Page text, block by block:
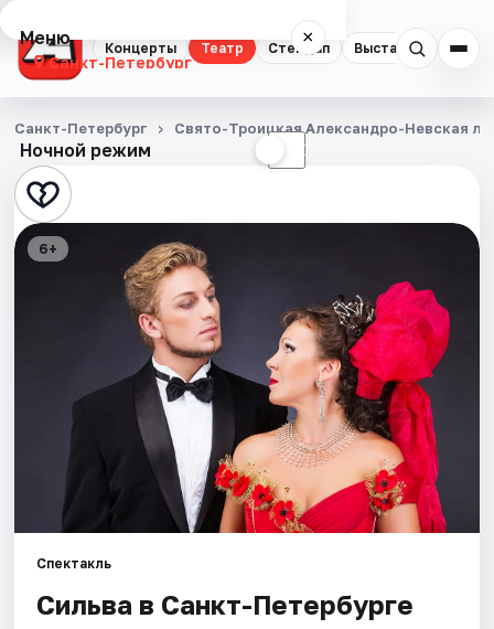
Концерты Театр Стендап Выставки
Меню ×
Санкт-Петербург
Концерты
Театр
Стендап
Спорт
События
Площадки
Ночной режим ☾
Санкт-Петербург Свято-Троицкая Александро-Невская
6+
Спектакль
Сильва в Санкт-Петербурге